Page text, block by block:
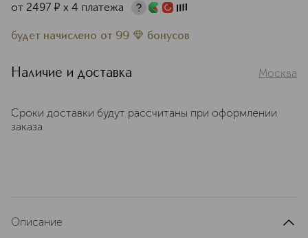
от 2497 ¤ х 4 платежа
будет начислено от 99 бонусов
Наличие и доставка Москва
Сроки доставки будут рассчитаны при оформлении
заказа
Описание